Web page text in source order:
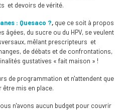
et devoirs de vérité.
: Quesaco ?, que ce soit à propos
du sucre ou du HPV, se veulent
mêlant prescripteurs et
de débats et de confrontations,
gustatives « fait maison » !
de programmation et n'attendent que
mis en place.
n'avons aucun budget pour couvrir